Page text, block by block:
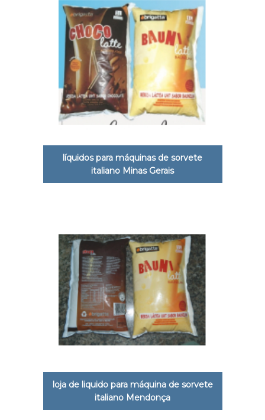
líquidos para máquinas de sorvete
italiano Minas Gerais
loja de liquido para máquina de sorvete
italiano Mendonça